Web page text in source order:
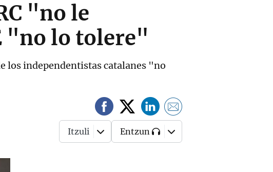
"no le
"no lo tolere"
los independentistas catalanes "no
Itzuli Entzun